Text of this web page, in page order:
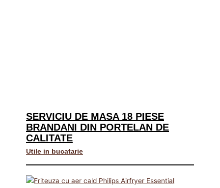
SERVICIU DE MASA 18 PIESE
BRANDANI DIN PORTELAN DE
CALITATE
Utile in bucatarie